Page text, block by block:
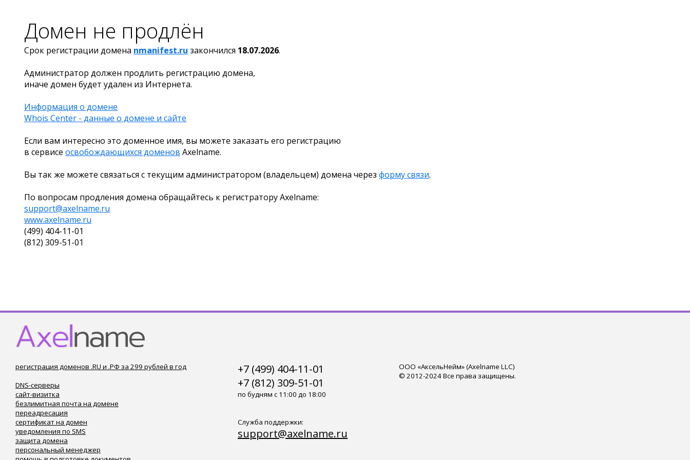
Домен не продлён
Срок регистрации домена nmanifest.ru закончился 18.07.2026.
Администратор должен продлить регистрацию домена,
иначе домен будет удален из Интернета.
Информация о домене
Whois Center - данные о домене и сайте
Если вам интересно это доменное имя, вы можете заказать его регистрацию
в сервисе освобождающихся доменов Axelname.
Вы так же можете связаться с текущим администратором (владельцем) домена через форму связи.
По вопросам продления домена обращайтесь к регистратору Axelname:
support@axelname.ru
www.axelname.ru
(499) 404-11-01
(812) 309-51-01
регистрация доменов .RU и .РФ за 299 рублей в год
DNS-серверы
сайт-визитка
безлимитная почта на домене
переадресация
сертификат на домен
уведомления по SMS
защита домена
персональный менеджер
+7 (499) 404-11-01
+7 (812) 309-51-01
по будням с 11:00 до 18:00
Служба поддержки:
support@axelname.ru
ООО «АксельНейм» (Axelname LLC)
© 2012-2024 Все права защищены.